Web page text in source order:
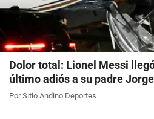
Dolor total: Lionel Messi
último adiós a su padre Jorge
Por Sitio Andino Deportes